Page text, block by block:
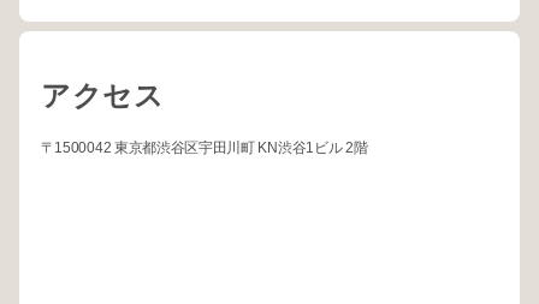
アクセス
〒1500042 東京都渋谷区宇田川町 KN渋谷1ビル 2階